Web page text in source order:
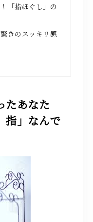
「指ほぐし」の
きのスッキリ感
たあなた
指」なんで